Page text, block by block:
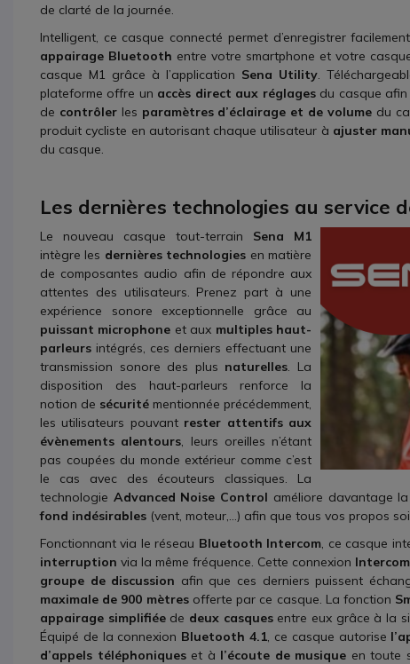
de clarté de la journée.
Intelligent, ce casque connecté permet d’enregistrer
appairage Bluetooth entre votre smartphone et votre
casque M1 grâce à l’application Sena Utility.
plateforme offre un accès direct aux réglagesdu casque afin
de contrôlerles paramètres d’éclairage et de volume du
produit cycliste en autorisant chaque utilisateur à ajuster
du casque.
Les dernières technologies au service
Le nouveau casque tout-terrain Sena M1
intègre les dernières technologies en matière
de composantes audio afin de répondre aux
attentes des utilisateurs. Prenez part à une
expérience sonore exceptionnelle grâce au
puissant microphone et aux multiples haut-
parleurs intégrés, ces derniers effectuant une
transmission sonore des plus naturelles. La
disposition des haut-parleurs renforce la
notion de sécurité mentionnée précédemment,
les utilisateurs pouvant rester attentifs aux
évènements alentours, leurs oreilles n’étant
pas coupées du monde extérieur comme c’est
le cas avec des écouteurs classiques. La
technologie Advanced Noise Control améliore davantage
fond indésirables (vent, moteur,…) afin que tous vos propos
Fonctionnant via le réseau Bluetooth Intercom, ce casque
interruption via la même fréquence. Cette connexion Intercom
groupe de discussion afin que ces derniers puissent
maximale de 900 mètresofferte par ce casque. La fonction
appairage simplifiéede deux casquesentre eux grâce à la
Équipé de la connexion Bluetooth 4.1, ce casque autorise
d’appels téléphoniqueset à l’écoute de musique en toute